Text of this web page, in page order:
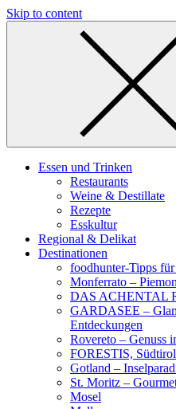
Skip to content
Essen und Trinken
Restaurants
Weine & Destillate
Rezepte
Esskultur
Regional & Delikat
Destinationen
foodhunter-Tipps
Monferrato –
DAS ACHENTAL
GARDASEE –
Entdeckungen
Rovereto – Genuss
FORESTIS, Südtirol
Gotland –
St. Moritz –
Mosel